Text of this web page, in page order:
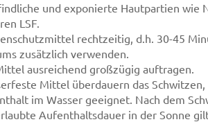
und exponierte Hautpartien wie
LSF.
rechtzeitig, d.h. 30-45
zusätzlich verwenden.
ausreichend großzügig auftragen.
Mittel überdauern das
im Wasser geeignet. Nach dem
Aufenthaltsdauer in der Sonne